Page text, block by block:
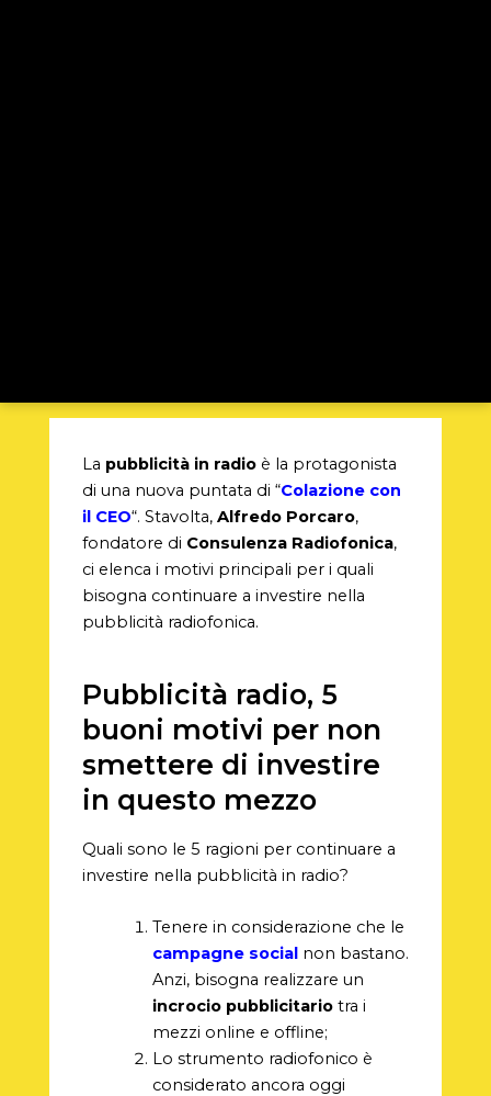
La pubblicità in radioè la protagonista
di una nuova puntata di “Colazione con
il CEO“. Stavolta, Alfredo Porcaro,
fondatore di Consulenza Radiofonica,
ci elenca i motivi principali per i quali
bisogna continuare a investire nella
pubblicità radiofonica.
Pubblicità radio, 5
buoni motivi per non
smettere di investire
in questo mezzo
Quali sono le 5 ragioni per continuare a
investire nella pubblicità in radio?
Tenere in considerazione che le
campagne social non bastano.
Anzi, bisogna realizzare un
incrocio pubblicitariotra i
mezzi online e offline;
Lo strumento radiofonico è
considerato ancora oggi